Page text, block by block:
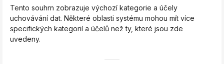
Tento souhrn zobrazuje výchozí kategorie a účely
uchovávání dat. Některé oblasti systému mohou mít více
specifických kategorií a účelů než ty, které jsou zde
uvedeny.